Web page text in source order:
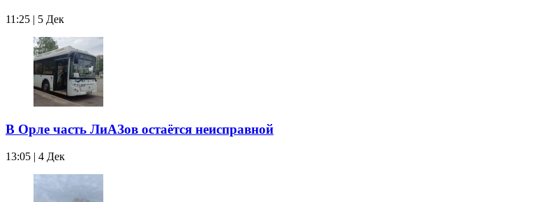
11:25 | 5 Дек
В Орле часть ЛиАЗов остаётся неисправной
13:05 | 4 Дек